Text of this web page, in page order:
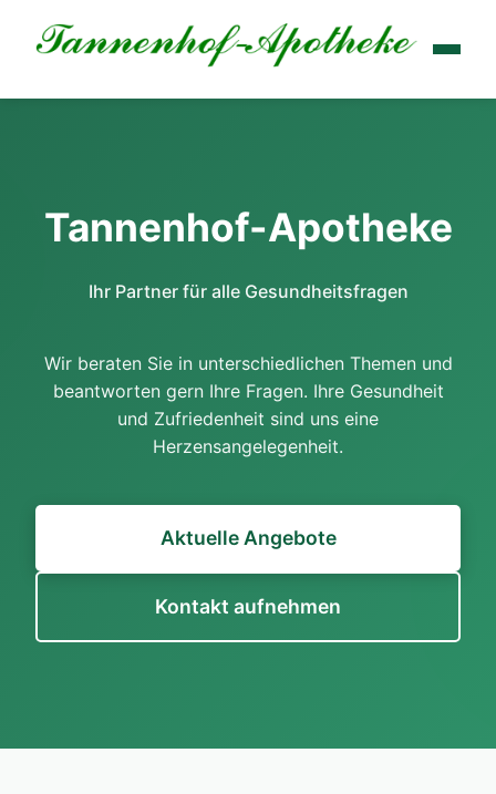
Tannenhof-Apotheke
Ihr Partner für alle Gesundheitsfragen
Wir beraten Sie in unterschiedlichen Themen und
beantworten gern Ihre Fragen. Ihre Gesundheit
und Zufriedenheit sind uns eine
Herzensangelegenheit.
Aktuelle Angebote
Kontakt aufnehmen